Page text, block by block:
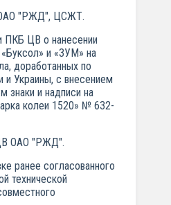
"РЖД", ЦСЖТ.
ЦВ о нанесении
и «ЗУМ» на
доработанных по
и Украины, с внесением
знаки и надписи на
колеи 1520» № 632-
ОАО "РЖД".
ранее согласованного
технической